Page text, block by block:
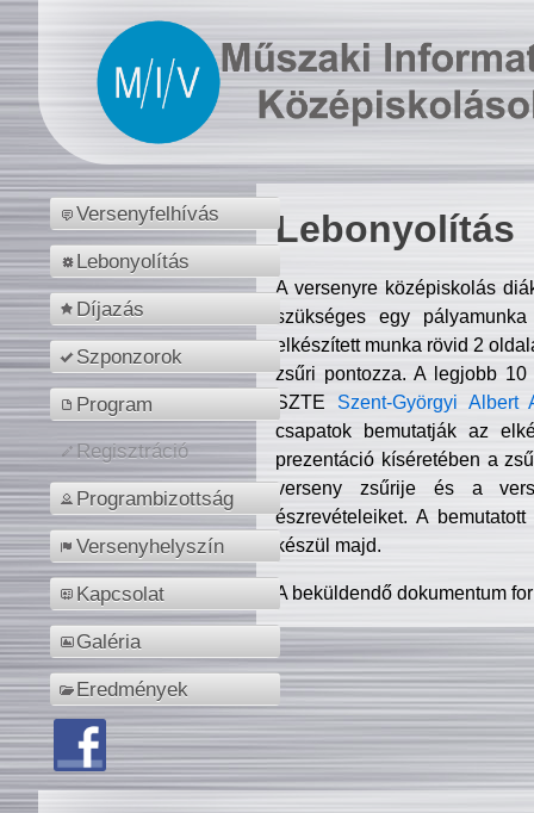
Versenyfelhívás
Lebonyolítás
Díjazás
Szponzorok
Program
Regisztráció
Programbizottság
Versenyhelyszín
Kapcsolat
Galéria
Eredmények
Lebonyolítás
A versenyre középiskolás
szükséges egy
elkészített munka rövid 2
zsűri pontozza. A legjobb
SZTE Szent-Györgyi Albert
csapatok bemutatják az
prezentáció kíséretében a
verseny zsűrije és a
észrevételeiket. A
készül majd.
A beküldendő dokumentum